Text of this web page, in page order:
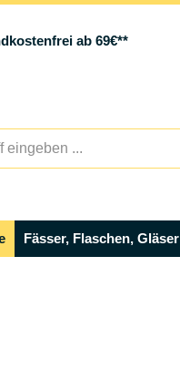
ab 69€**
Fässer, Flaschen, Gläser